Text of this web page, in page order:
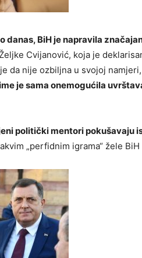
danas, BiH je napravila
Cvijanović, koja je
da nije ozbiljna u svojoj
je sama onemogućila
politički mentori pokušavaju
„perfidnim igrama“ žele